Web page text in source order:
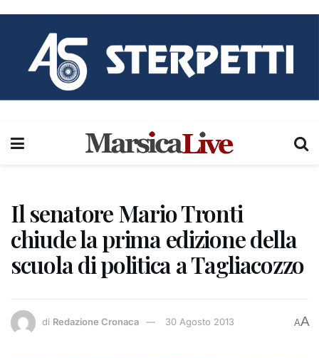
Il senatore Mario Tronti
chiude la prima edizione della
scuola di politica a Tagliacozzo
di Redazione Cronaca 30 Agosto 2013 AA